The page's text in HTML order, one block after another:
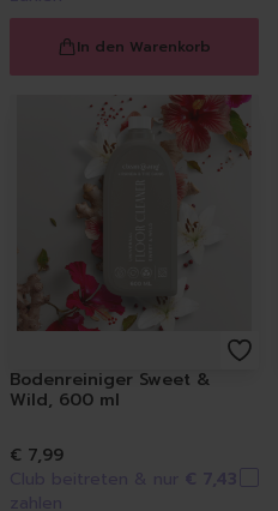
In den Warenkorb
Bodenreiniger Sweet &
Wild, 600 ml
€ 7,99